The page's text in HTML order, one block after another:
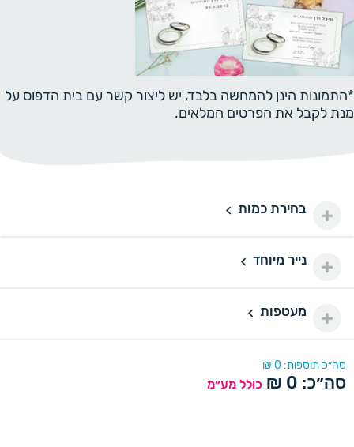
*התמונות הינן להמחשה בלבד, יש ליצור קשר עם בית הדפוס על
מנת לקבל את הפרטים המלאים.
250 250 יחידות
300 יחידות
390 ₪
430 ₪
450 450 יחידות
בחירת כמות
נייר מיוחד
נייר מיוחד דורינה
נייר מיוחד
מעטפות
דורינה
מעטפות
סה״כ תוספות: 0
₪
סה״כ: 0
₪ כולל מע״מ